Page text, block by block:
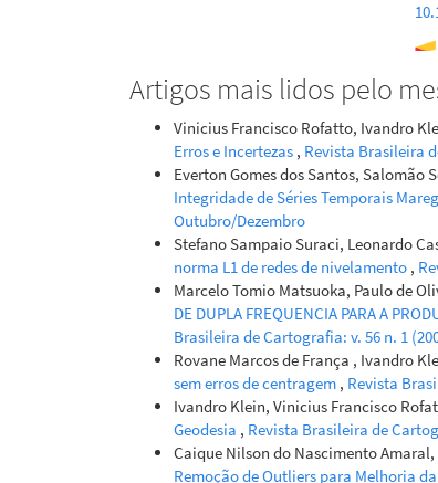
Artigos mais lidos pelo
Vinicius Francisco Rofatto, Ivandro
Erros e Incertezas , Revista Brasileira
Everton Gomes dos Santos, Salomão
Integridade de Séries Temporais
Outubro/Dezembro
Stefano Sampaio Suraci, Leonardo
norma L1 de redes de nivelamento ,
Marcelo Tomio Matsuoka, Paulo de
DE DUPLA FREQUENCIA PARA A
Brasileira de Cartografia: v. 56 n. 1
Rovane Marcos de França , Ivandro
sem erros de centragem , Revista
Ivandro Klein, Vinicius Francisco
Geodesia , Revista Brasileira de
Caique Nilson do Nascimento
Remoção de Outliers para Melhoria